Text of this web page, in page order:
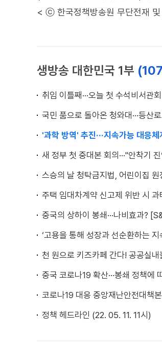
< ⓒ 한국정책방송원 무단전재
생방송 대한민국 1부
취임 이틀째···오늘 첫 수석비서관회
국민 품으로 돌아온 청와대···등산
'과학 방역' 추진···지속가능 대응체
새 정부 첫 중대본 회의···"안착기
스승의 날 청탁금지법, 어린이집
주택 임대차계약 신고제 위반 시
중국의 상하이 봉쇄···나비효과?
‘고용을 통해 성장과 선순환하는 지
천 원으로 키즈카페 간다! 공공실
중국 코로나19 확산···봉쇄 정책에
코로나19 대응 중앙재난안전대책
정책 헤드라인 (22. 05. 11. 11시)